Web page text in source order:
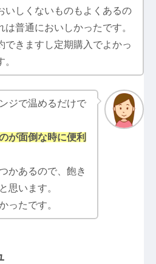
いしくないものもよくあるの
は普通においしかったです。
できますし定期購入でよかっ
ジで温めるだけで
が面倒な時に便利
かあるので、飽き
思います。
ったです。